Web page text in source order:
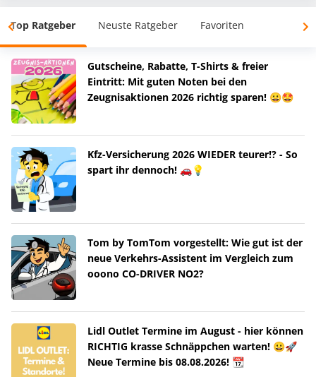
Top Ratgeber Neuste Ratgeber Favoriten
Gutscheine, Rabatte, T-Shirts & freier
Eintritt: Mit guten Noten bei den
Zeugnisaktionen 2026 richtig sparen! 😀🤩
Kfz-Versicherung 2026 WIEDER teurer!? - So
spart ihr dennoch! 🚗💡
Tom by TomTom vorgestellt: Wie gut ist der
neue Verkehrs-Assistent im Vergleich zum
ooono CO-DRIVER NO2?
Lidl Outlet Termine im August - hier können
RICHTIG krasse Schnäppchen warten! 😀🚀
Neue Termine bis 08.08.2026! 📆